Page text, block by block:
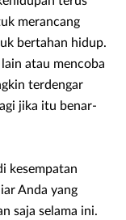
merancang
bertahan hidup.
atau mencoba
terdengar
jika itu benar-
kesempatan
Anda yang
saja selama ini.